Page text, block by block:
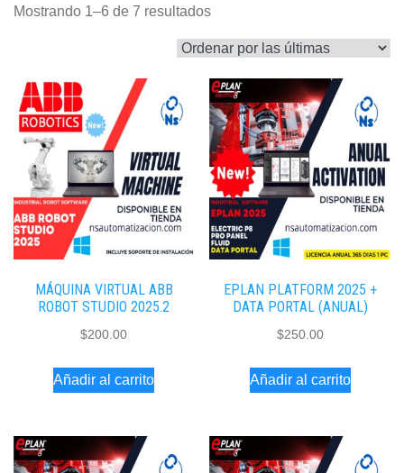
Mostrando 1–6 de 7 resultadosSorted
by
latest
MÁQUINA VIRTUAL ABB
ROBOT STUDIO 2025.2
$200.00
Añadir al carrito
EPLAN PLATFORM 2025 +
DATA PORTAL (ANUAL)
$250.00
Añadir al carrito